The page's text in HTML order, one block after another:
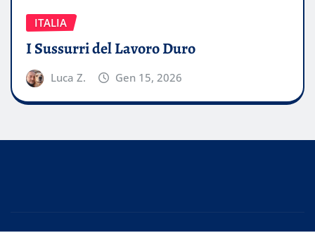
ITALIA
I Sussurri del Lavoro Duro
Luca Z. Gen 15, 2026